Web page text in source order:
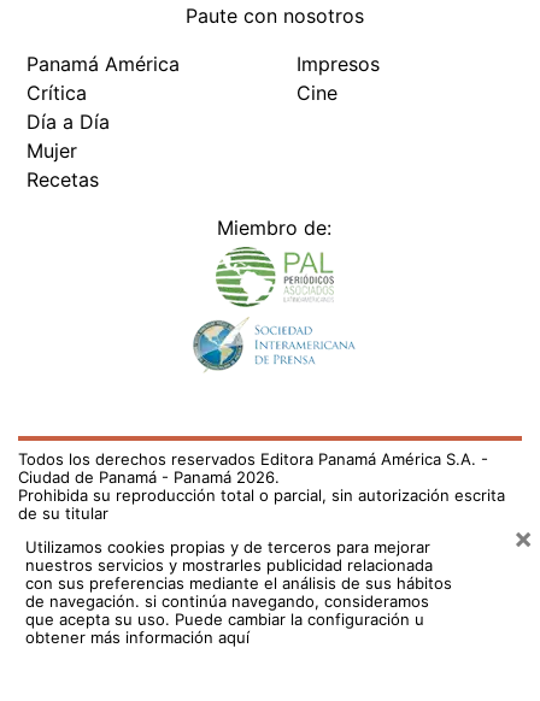
Paute con nosotros
Panamá América
Crítica
Día a Día
Mujer
Recetas
Impresos
Cine
Miembro de:
Todos los derechos reservados Editora Panamá América S.A. -
Ciudad de Panamá - Panamá 2026.
Prohibida su reproducción total o parcial, sin autorización escrita
de su titular
Utilizamos cookies propias y de terceros para mejorar
nuestros servicios y mostrarles publicidad relacionada
con sus preferencias mediante el análisis de sus hábitos
de navegación. si continúa navegando, consideramos
que acepta su uso. Puede cambiar la configuración u
obtener más información aquí
×